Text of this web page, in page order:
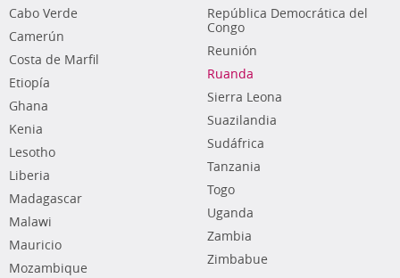
Cabo Verde
Camerún
Costa de Marfil
Etiopía
Ghana
Kenia
Lesotho
Liberia
Madagascar
Malawi
Mauricio
Mozambique
República Democrática del
Congo
Reunión
Ruanda
Sierra Leona
Suazilandia
Sudáfrica
Tanzania
Togo
Uganda
Zambia
Zimbabue